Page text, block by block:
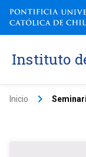
Instituto
Inicio keyboard_arrow_right